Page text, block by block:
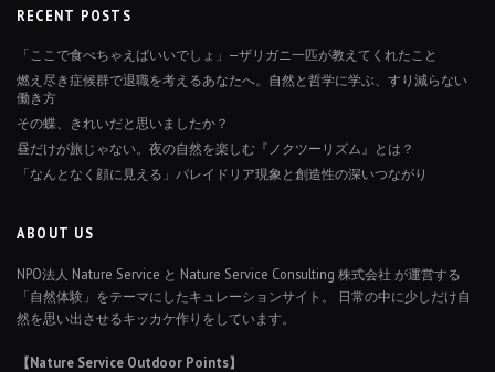
RECENT POSTS
「ここで食べちゃえばいいでしょ」—ザリガニ一匹が教えてくれたこと
燃え尽き症候群で退職を考えるあなたへ。自然と哲学に学ぶ、すり減らない
働き方
その蝶、きれいだと思いましたか？
昼だけが旅じゃない。夜の自然を楽しむ『ノクツーリズム』とは？
「なんとなく顔に見える」パレイドリア現象と創造性の深いつながり
ABOUT US
NPO法人 Nature Service と Nature Service Consulting 株式会社 が運営する
「自然体験」をテーマにしたキュレーションサイト。 日常の中に少しだけ自
然を思い出させるキッカケ作りをしています。
【Nature Service Outdoor Points】